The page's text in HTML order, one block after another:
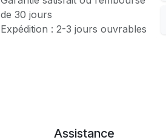
de 30 jours
Expédition : 2-3 jours ouvrables
Assistance